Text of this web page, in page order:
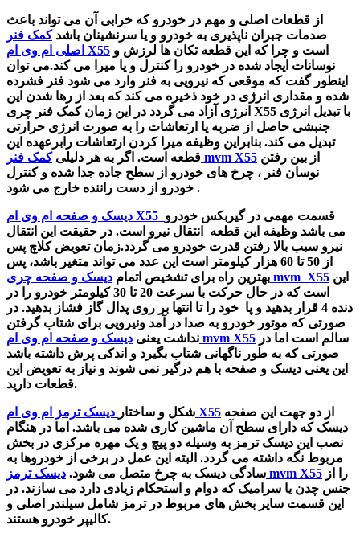
از قطعات اصلی و مهم در خودرو که خرابی آن می تواند باعث
صدمات جبران ناپذیری به خودرو و یا سرنشینان باشدکمک فنر
اصلی ام وی ام X55 است و چرا که این قطعه تکان ها لرزش و
نوسانات ایجاد شده در خودرو را کنترل و یا میرا می کند.می توان
اینطور گفت که موقعی که نیرویی به فنر وارد می شود فنر فشرده
شده و مقداری انرژی در خود ذخیره می کند که بعد از رها شدن این
انرژی آزاد می گردد در این زمان کمک فنر چری X55 با تبدیل انرژی
جنبشی حاصل از ضربه یا ارتعاشات را به صورت انرژی حرارتی
تبدیل می کند. بنابراین وظیفه میرا کردن ارتعاشات رابرعهده این
قطعه است. اگر به هر دلیلی کمک فنر mvm X55
نوسان فنر ، چرخ های خودرو از سطح جاده جدا شده و کنترل
خودرو از دست راننده خارج می شود .
دیسک و صفحه ام وی ام X55 قسمت مهمی در گیربکس خودرو
می باشد وظیفه این قطعه انتقال نیرو است. در حقیقت این انتقال
نیرو سبب بالا رفتن قدرت خودرو می گردد.زمان تعویض کلاچ پس
از 50 تا 60 هزار کیلومتر است این عدد می تواند متغیر باشد، پس
بهترین راه برای تشخیص اتمام دیسک و صفحه چری mvm X55
است که در حال حرکت با سرعت 20 تا 30 کیلومتر خودرو را در
دنده 4 قرار بدهید و پا خود را تا انتها بر روی پدال گاز فشاز بدهید. در
صورتی که موتور خودرو به صدا در آمد ونیرویی برای شتاب گرفتن
نداشت یعنی دیسک و صفحه ام وی ام mvm X55
صورتی که به طور ناگهانی شتاب بگیرد و اندکی پرش داشته باشد
این یعنی دیسک و صفحه با هم درگیر نمی شوند و نیاز به تعویض این
قطعات دارید.
شکل و ساختار دیسک ترمز ام وی ام X55 از دو جهت این صفحه
دیسک که دارای سطح آن ماشین کاری شده می باشد. اما در هنگام
نصب این دیسک ترمز به وسیله دو پیچ و یک مهره مرکزی در بخش
مربوط نگه داشته می گردد. البته این عمل در برخی از خودروها به
سادگی دیسک به چرخ متصل می شود. دیسک ترمز mvm X55
جنس چدن یا سرامیک که دوام و استحکام زیادی دارد می سازند. در
این قسمت سایر بخش های مربوط در ترمز شامل سیلندر اصلی و
کالیپر خودرو هستند.